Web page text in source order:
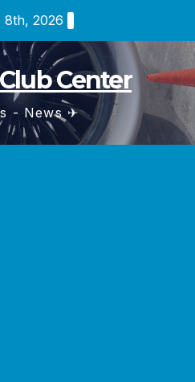
8th, 2026
Center
- News ✈